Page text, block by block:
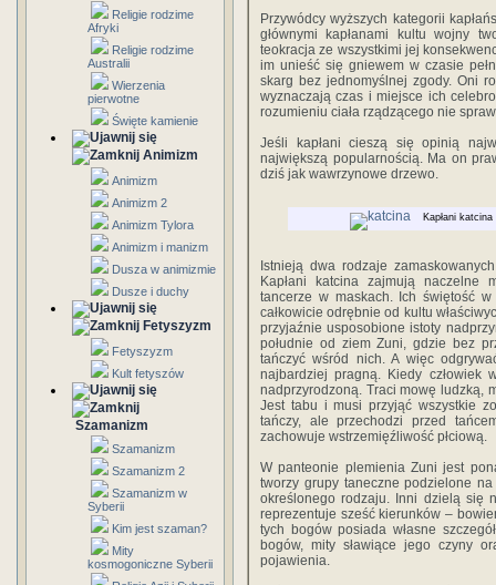
Religie rodzime
Afryki
Religie rodzime
Australii
Wierzenia
pierwotne
Święte kamienie
Animizm
Animizm
Animizm 2
Animizm Tylora
Animizm i manizm
Dusza w animizmie
Dusze i duchy
Fetyszyzm
Fetyszyzm
Kult fetyszów
Szamanizm
Szamanizm
Szamanizm 2
Szamanizm w
Syberii
Kim jest szaman?
Mity
kosmogoniczne Syberii
Przywódcy wyższych kategorii
głównymi kapłanami kultu wojny
teokracja ze wszystkimi jej
im unieść się gniewem w czasie
skarg bez jednomyślnej zgody. Oni
wyznaczają czas i miejsce ich
rozumieniu ciała rządzącego nie
Jeśli kapłani cieszą się opinią
największą popularnością. Ma on
dziś jak wawrzynowe drzewo.
Kapłani
Istnieją dwa rodzaje
Kapłani katcina zajmują naczelne
tancerze w maskach. Ich świętość
całkowicie odrębnie od kultu
przyjaźnie usposobione istoty
południe od ziem Zuni, gdzie bez
tańczyć wśród nich. A więc
najbardziej pragną. Kiedy człowiek
nadprzyrodzoną. Traci mowę ludzką,
Jest tabu i musi przyjąć wszystkie
tańczy, ale przechodzi przed
zachowuje wstrzemięźliwość płciową.
W panteonie plemienia Zuni jest
tworzy grupy taneczne podzielone
określonego rodzaju. Inni dzielą się
reprezentuje sześć kierunków –
tych bogów posiada własne
bogów, mity sławiące jego czyny
pojawienia.